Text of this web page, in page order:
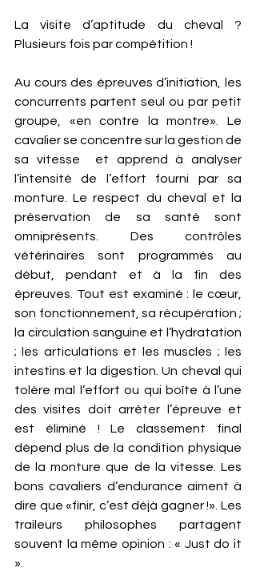
La visite d’aptitude du cheval ?
Plusieurs fois par compétition !
Au cours des épreuves d’initiation, les
concurrents partent seul ou par petit
groupe, «en contre la montre». Le
cavalier se concentre sur la gestion de
sa vitesse  et apprend à analyser
l’intensité de l’effort fourni par sa
monture. Le respect du cheval et la
préservation de sa santé sont
omniprésents. Des contrôles
vétérinaires sont programmés au
début, pendant et à la fin des
épreuves. Tout est examiné : le cœur,
son fonctionnement, sa récupération ;
la circulation sanguine et l’hydratation
; les articulations et les muscles ; les
intestins et la digestion. Un cheval qui
tolère mal l’effort ou qui boîte à l’une
des visites doit arrêter l’épreuve et
est éliminé ! Le classement final
dépend plus de la condition physique
de la monture que de la vitesse. Les
bons cavaliers d’endurance aiment à
dire que «finir, c’est déjà gagner !». Les
traileurs philosophes partagent
souvent la même opinion : « Just do it
».